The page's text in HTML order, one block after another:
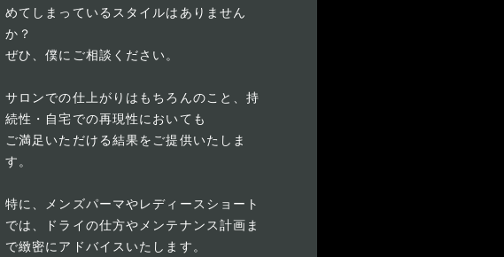
めてしまっているスタイルはありません
か？
ぜひ、僕にご相談ください。
サロンでの仕上がりはもちろんのこと、持
続性・自宅での再現性においても
ご満足いただける結果をご提供いたしま
す。
特に、メンズパーマやレディースショート
では、ドライの仕方やメンテナンス計画ま
で緻密にアドバイスいたします。